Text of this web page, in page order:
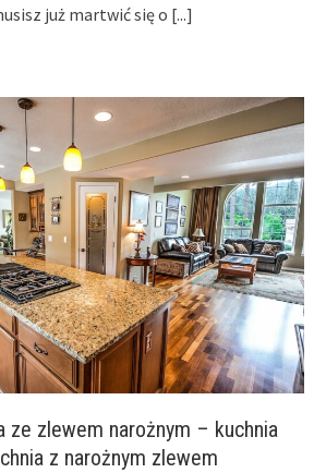
już martwić się o [...]
ze zlewem narożnym – kuchnia
z narożnym zlewem